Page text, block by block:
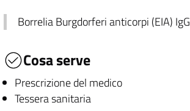
Borrelia Burgdorferi anticorpi (EIA) IgG
Cosa serve
Prescrizione del medico
Tessera sanitaria